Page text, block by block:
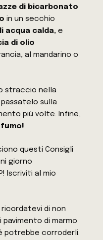
di bicarbonato
in un secchio
acqua calda,e
di olio
al mandarino o
straccio nella
sulla
più volte. Infine,
questi Consigli
giorno
Iscriviti al mio
di non
di marmo
potrebbe corroderli.